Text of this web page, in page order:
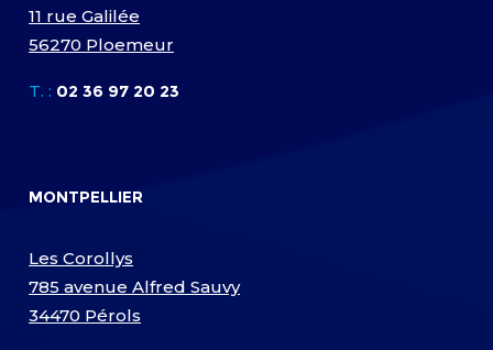
11 rue Galilée
56270 Ploemeur
T. : 02 36 97 20 23
MONTPELLIER
Les Corollys
785 avenue Alfred Sauvy
34470 Pérols